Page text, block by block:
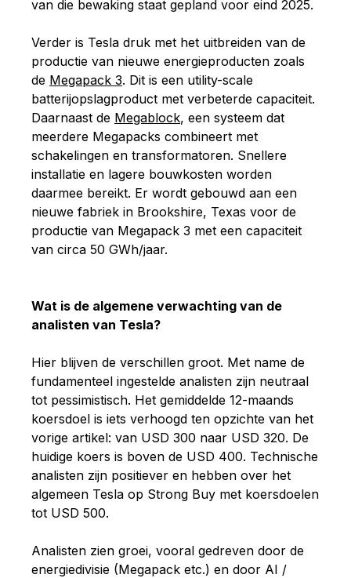
van die bewaking staat gepland voor eind 2025.
Verder is Tesla druk met het uitbreiden van de
productie van nieuwe energieproducten zoals
de Megapack 3. Dit is een utility-scale
batterijopslagproduct met verbeterde capaciteit.
Daarnaast de Megablock, een systeem dat
meerdere Megapacks combineert met
schakelingen en transformatoren. Snellere
installatie en lagere bouwkosten worden
daarmee bereikt. Er wordt gebouwd aan een
nieuwe fabriek in Brookshire, Texas voor de
productie van Megapack 3 met een capaciteit
van circa 50 GWh/jaar.
Wat is de algemene verwachting van de
analisten van Tesla?
Hier blijven de verschillen groot. Met name de
fundamenteel ingestelde analisten zijn neutraal
tot pessimistisch. Het gemiddelde 12-maands
koersdoel is iets verhoogd ten opzichte van het
vorige artikel: van USD 300 naar USD 320. De
huidige koers is boven de USD 400. Technische
analisten zijn positiever en hebben over het
algemeen Tesla op Strong Buy met koersdoelen
tot USD 500.
Analisten zien groei, vooral gedreven door de
energiedivisie (Megapack etc.) en door AI /